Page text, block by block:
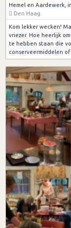
Hemel en Aardewerk,
Den Haag
Kom lekker wecken!
vriezer. Hoe heerlijk
te hebben staan die
conserveermiddelen of